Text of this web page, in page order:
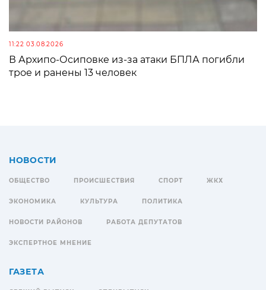
11:22 03.08.2026
В Архипо-Осиповке из-за атаки БПЛА погибли
трое и ранены 13 человек
НОВОСТИ
ОБЩЕСТВО ПРОИСШЕСТВИЯ СПОРТ ЖКХ
ЭКОНОМИКА КУЛЬТУРА ПОЛИТИКА
НОВОСТИ РАЙОНОВ РАБОТА ДЕПУТАТОВ
ЭКСПЕРТНОЕ МНЕНИЕ
ГАЗЕТА